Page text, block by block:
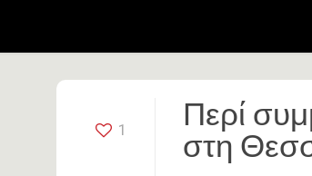
1
Περί
στη